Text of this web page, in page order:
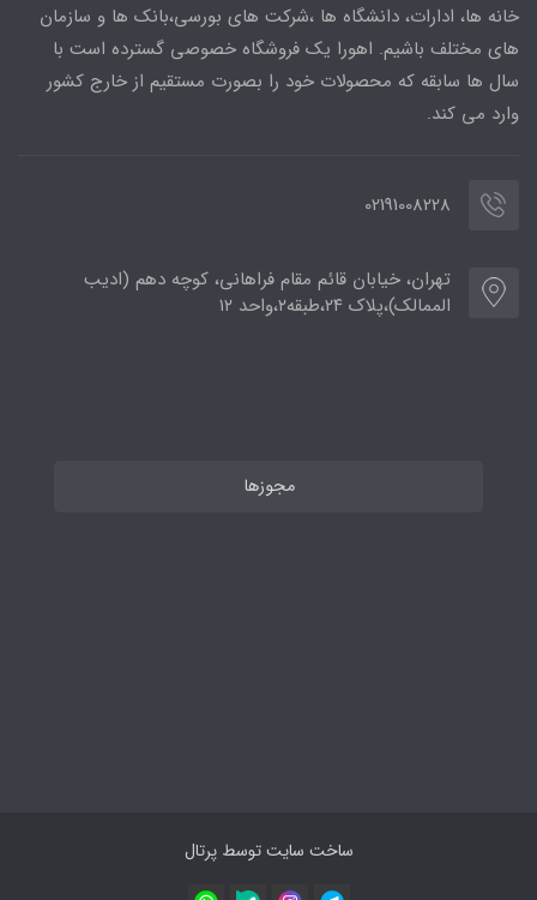
خانه ها، ادارات، دانشگاه ها ،شرکت های بورسی،بانک ها و سازمان
های مختلف باشیم. اهورا یک فروشگاه خصوصی گسترده است با
سال ها سابقه که محصولات خود را بصورت مستقیم از خارج کشور
وارد می کند.
02191008228
تهران، خیابان قائم مقام فراهانی، کوچه دهم (ادیب
الممالک)،پلاک ۲۴،طبقه۲،واحد ۱۲
مجوزها
ساخت سایت توسطپرتال